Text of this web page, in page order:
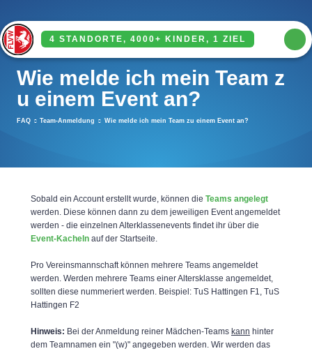
4 STANDORTE, 4000+ KINDER, 1 ZIEL
Wie melde ich mein Team z
u einem Event an?
FAQ Team-Anmeldung Wie melde ich mein Team zu einem Event an?
Sobald ein Account erstellt wurde, können die Teams angelegt
werden. Diese können dann zu dem jeweiligen Event angemeldet
werden - die einzelnen Alterklassenevents findet ihr über die
Event-Kacheln auf der Startseite.
Pro Vereinsmannschaft können mehrere Teams angemeldet
werden. Werden mehrere Teams einer Altersklasse angemeldet,
sollten diese nummeriert werden. Beispiel: TuS Hattingen F1, TuS
Hattingen F2
Hinweis: Bei der Anmeldung reiner Mädchen-Teams kann hinter
dem Teamnamen ein "(w)" angegeben werden. Wir werden das